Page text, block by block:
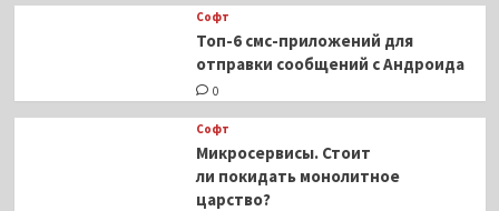
Софт
Топ-6 смс-приложений для
отправки сообщений с Андроида
0
Софт
Микросервисы. Стоит
ли покидать монолитное
царство?